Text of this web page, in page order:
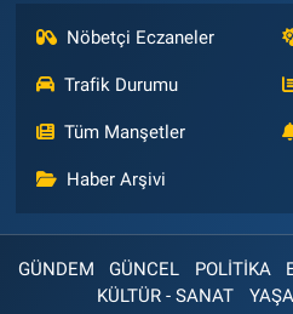
Nöbetçi Eczaneler
Trafik Durumu
Tüm Manşetler
Haber Arşivi
GÜNDEM GÜNCEL POLİTİKA
KÜLTÜR - SANAT